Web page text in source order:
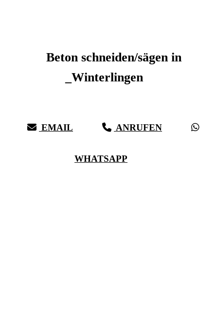
Beton schneiden/sägen in
_Winterlingen
EMAIL ANRUFEN
WHATSAPP